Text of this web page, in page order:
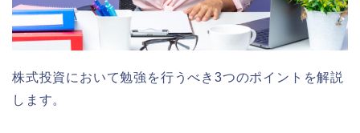
株式投資において勉強を行うべき3つのポイントを解説
します。